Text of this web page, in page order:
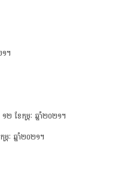
។
២ ខែកុម្ភៈ ឆ្នាំ២០២១។
ភៈ ឆ្នាំ២០២១។